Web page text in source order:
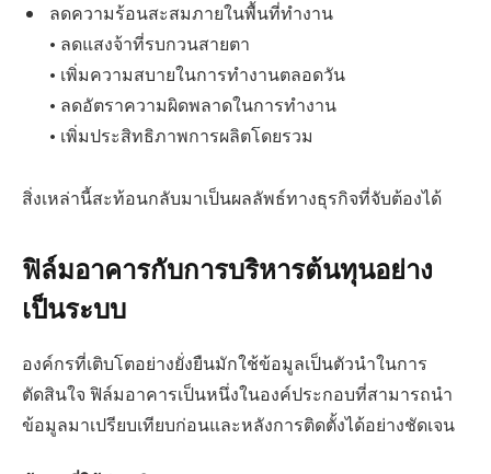
ลดความร้อนสะสมภายในพื้นที่ทำงาน
• ลดแสงจ้าที่รบกวนสายตา
• เพิ่มความสบายในการทำงานตลอดวัน
• ลดอัตราความผิดพลาดในการทำงาน
• เพิ่มประสิทธิภาพการผลิตโดยรวม
สิ่งเหล่านี้สะท้อนกลับมาเป็นผลลัพธ์ทางธุรกิจที่จับต้องได้
ฟิล์มอาคารกับการบริหารต้นทุนอย่าง
เป็นระบบ
องค์กรที่เติบโตอย่างยั่งยืนมักใช้ข้อมูลเป็นตัวนำในการ
ตัดสินใจ ฟิล์มอาคารเป็นหนึ่งในองค์ประกอบที่สามารถนำ
ข้อมูลมาเปรียบเทียบก่อนและหลังการติดตั้งได้อย่างชัดเจน